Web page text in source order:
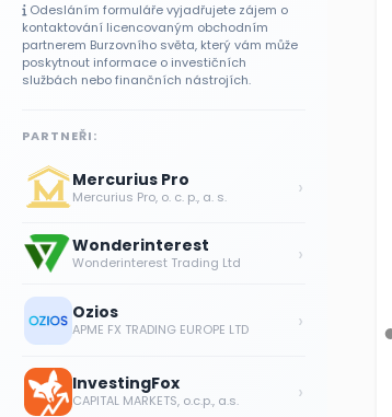
Odesláním formuláře vyjadřujete zájem o
kontaktování licencovaným obchodním
partnerem Burzovního světa, který vám může
poskytnout informace o investičních
službách nebo finančních nástrojích.
PARTNEŘI:
Mercurius Pro
Mercurius Pro, o. c. p., a. s. ›
Wonderinterest
Wonderinterest Trading Ltd ›
Ozios
APME FX TRADING EUROPE LTD ›
InvestingFox
CAPITAL MARKETS, o.c.p., a.s. ›